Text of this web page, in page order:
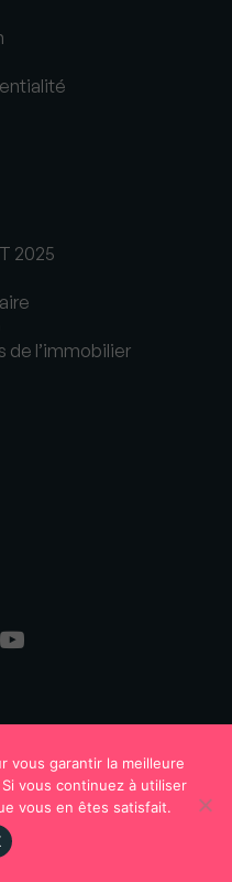
2025
de l’immobilier
vous garantir la meilleure
vous continuez à utiliser
vous en êtes satisfait.